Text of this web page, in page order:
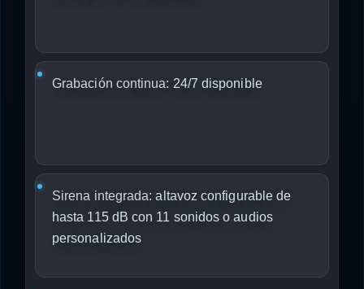
Grabación continua: 24/7 disponible
Sirena integrada: altavoz configurable de
hasta 115 dB con 11 sonidos o audios
personalizados